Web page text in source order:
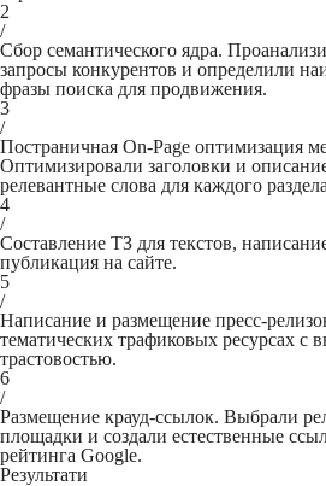
2
/
Сбор семантического ядра.
запросы конкурентов и определили
фразы поиска для продвижения.
3
/
Постраничная On-Page оптимизация
Оптимизировали заголовки и
релевантные слова для каждого
4
/
Составление ТЗ для текстов,
публикация на сайте.
5
/
Написание и размещение пресс-
тематических трафиковых ресурсах с
трастовостью.
6
/
Размещение крауд-ссылок. Выбрали
площадки и создали естественные
рейтинга Google.
Результати